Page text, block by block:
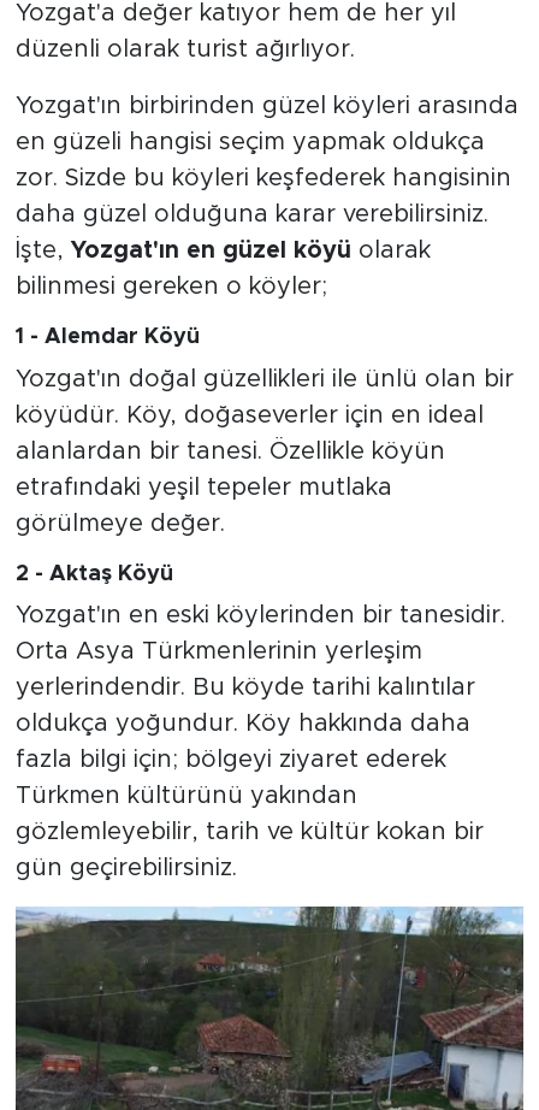
Yozgat'a değer katıyor hem de her yıl
düzenli olarak turist ağırlıyor.
Yozgat'ın birbirinden güzel köyleri arasında
en güzeli hangisi seçim yapmak oldukça
zor. Sizde bu köyleri keşfederek hangisinin
daha güzel olduğuna karar verebilirsiniz.
İşte, Yozgat'ın en güzel köyü olarak
bilinmesi gereken o köyler;
1 - Alemdar Köyü
Yozgat'ın doğal güzellikleri ile ünlü olan bir
köyüdür. Köy, doğaseverler için en ideal
alanlardan bir tanesi. Özellikle köyün
etrafındaki yeşil tepeler mutlaka
görülmeye değer.
2 - Aktaş Köyü
Yozgat'ın en eski köylerinden bir tanesidir.
Orta Asya Türkmenlerinin yerleşim
yerlerindendir. Bu köyde tarihi kalıntılar
oldukça yoğundur. Köy hakkında daha
fazla bilgi için; bölgeyi ziyaret ederek
Türkmen kültürünü yakından
gözlemleyebilir, tarih ve kültür kokan bir
gün geçirebilirsiniz.